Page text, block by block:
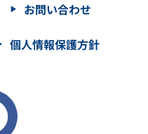
お問い合わせ
個人情報保護方針